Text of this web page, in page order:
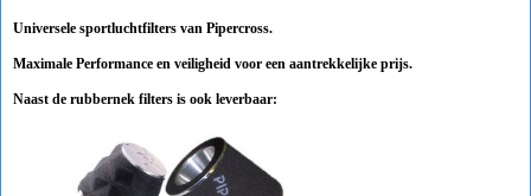
Universele sportluchtfilters van Pipercross.
Maximale Performance en veiligheid voor een aantrekkelijke prijs.
Naast de rubbernek filters is ook leverbaar: